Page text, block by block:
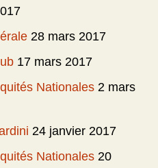
28 mars 2017
17 mars 2017
Nationales 2 mars
24 janvier 2017
Nationales 20